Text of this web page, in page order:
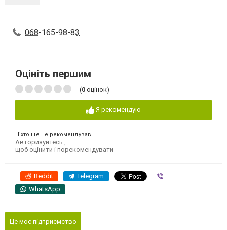
068-165-98-83
Оцініть першим
(0 оцінок)
Я рекомендую
Ніхто ще не рекомендував
Авторизуйтесь
щоб оцінити і порекомендувати
Reddit Telegram
WhatsApp
Це моє підприємство